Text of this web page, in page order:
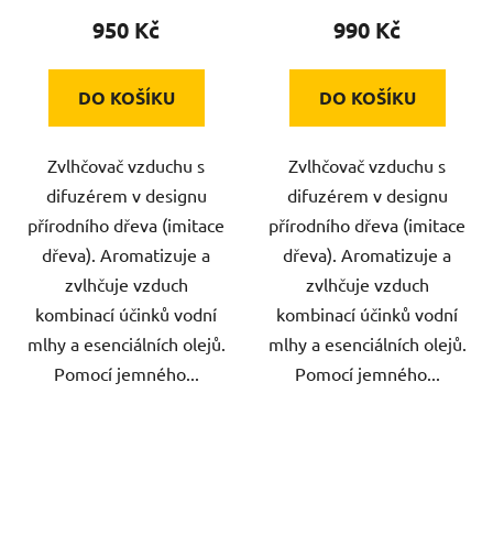
950 Kč
DO KOŠÍKU
Zvlhčovač vzduchu s
difuzérem v designu
přírodního dřeva (imitace
dřeva). Aromatizuje a
zvlhčuje vzduch
kombinací účinků vodní
mlhy a esenciálních olejů.
Pomocí jemného...
990 Kč
DO KOŠÍKU
Zvlhčovač vzduchu s
difuzérem v designu
přírodního dřeva (imitace
dřeva). Aromatizuje a
zvlhčuje vzduch
kombinací účinků vodní
mlhy a esenciálních olejů.
Pomocí jemného...